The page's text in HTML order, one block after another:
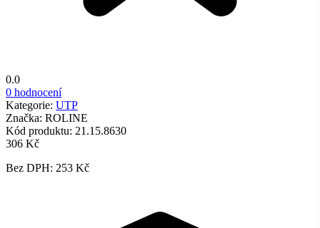
0.0
0 hodnocení
Kategorie: UTP
Značka: ROLINE
Kód produktu: 21.15.8630
306 Kč
Bez DPH: 253 Kč